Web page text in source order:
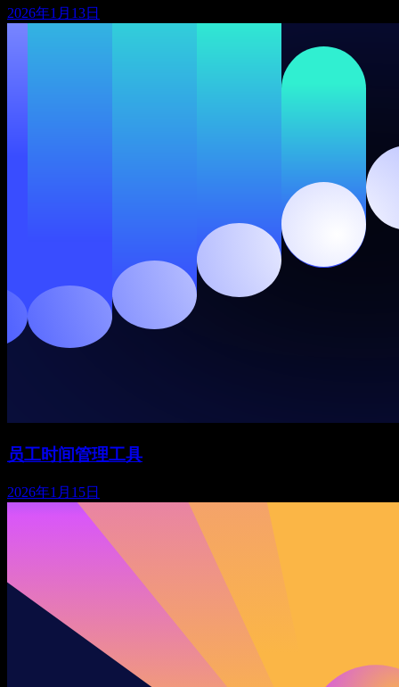
2026年1月13日
员工时间管理工具
2026年1月15日